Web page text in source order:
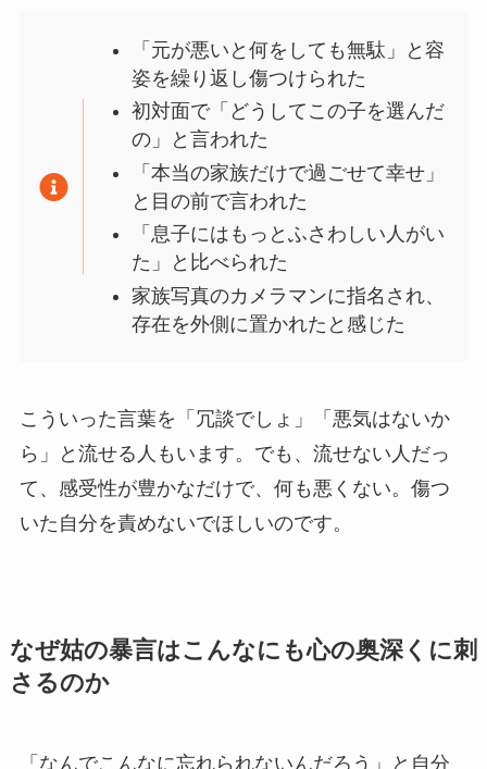
「元が悪いと何をしても無駄」と容
姿を繰り返し傷つけられた
初対面で「どうしてこの子を選んだ
の」と言われた
「本当の家族だけで過ごせて幸せ」
と目の前で言われた
「息子にはもっとふさわしい人がい
た」と比べられた
家族写真のカメラマンに指名され、
存在を外側に置かれたと感じた
こういった言葉を「冗談でしょ」「悪気はないか
ら」と流せる人もいます。でも、流せない人だっ
て、感受性が豊かなだけで、何も悪くない。傷つ
いた自分を責めないでほしいのです。
なぜ姑の暴言はこんなにも心の奥深くに刺
さるのか
「なんでこんなに忘れられないんだろう」と自分